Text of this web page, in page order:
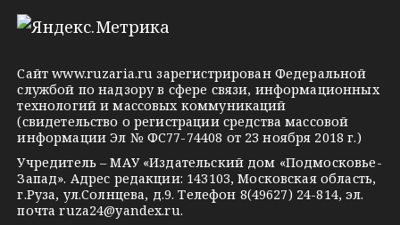
l
r
a
m
o
l
a
s
s
n
i
n
a
k
t
e
Сайтwww.ruzaria.ru зарегистрирован Федеральной
службой по надзору в сфере связи, информационных
технологий и массовых коммуникаций
(свидетельство о регистрации средства массовой
информации Эл № ФС77-74408 от 23 ноября 2018 г.)
Учредитель – МАУ «Издательский дом «Подмосковье-
Запад». Адрес редакции: 143103, Московская область,
г.Руза, ул.Солнцева, д.9. Телефон 8(49627) 24-814, эл.
почтаruza24@yandex.ru.